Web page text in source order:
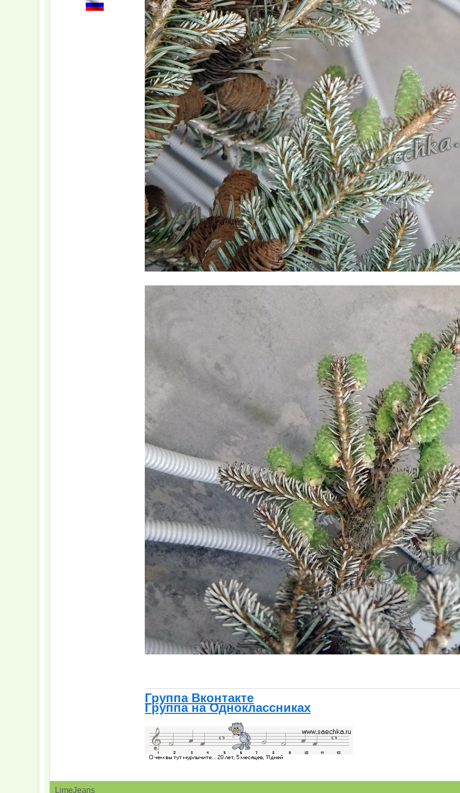
Группа Вконтакте
Группа на Одноклассниках
LimeJeans